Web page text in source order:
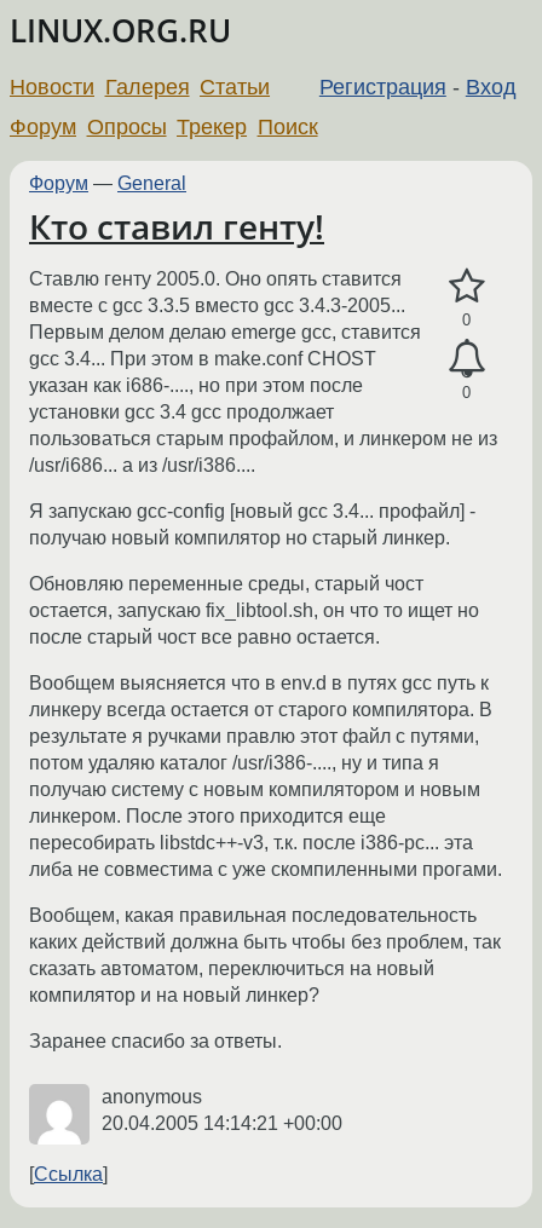
LINUX.ORG.RU
Регистрация - Вход
Новости Галерея Статьи
Форум Опросы Трекер Поиск
Форум — General
Кто ставил генту!
0
0
Ставлю генту 2005.0. Оно опять ставится
вместе с gcc 3.3.5 вместо gcc 3.4.3-2005...
Первым делом делаю emerge gcc, ставится
gcc 3.4... При этом в make.conf CHOST
указан как i686-...., но при этом после
установки gcc 3.4 gcc продолжает
пользоваться старым профайлом, и линкером не из
/usr/i686... а из /usr/i386....
Я запускаю gcc-config [новый gcc 3.4... профайл] -
получаю новый компилятор но старый линкер.
Обновляю переменные среды, старый чост
остается, запускаю fix_libtool.sh, он что то ищет но
после старый чост все равно остается.
Вообщем выясняется что в env.d в путях gcc путь к
линкеру всегда остается от старого компилятора. В
результате я ручками правлю этот файл с путями,
потом удаляю каталог /usr/i386-...., ну и типа я
получаю систему с новым компилятором и новым
линкером. После этого приходится еще
пересобирать libstdc++-v3, т.к. после i386-pc... эта
либа не совместима с уже скомпиленными прогами.
Вообщем, какая правильная последовательность
каких действий должна быть чтобы без проблем, так
сказать автоматом, переключиться на новый
компилятор и на новый линкер?
Заранее спасибо за ответы.
anonymous
20.04.2005 14:14:21 +00:00
Ссылка